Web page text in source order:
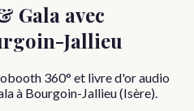
Gala avec
Jallieu
360° et livre d'or audio
à Bourgoin-Jallieu (Isère).